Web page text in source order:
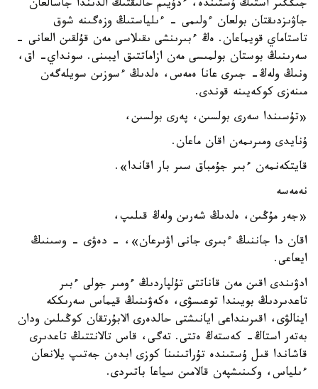
جىڭگىر استىڭ ۇستىندە، ءدۇيىم حالىقتىڭ الدىندا جاسالعان
جاۋىزدىقتان بولعان ءولىمى - ءىلياستىڭ وزەگىنە شوق
تاستاماي قويماعان. ەڭ ءبىرىنشى ىقىلاسى مەن قۇلقىن العانى -
سەرىنىڭ بوستان بولمىسى مەن ازاماتتىق ايبىنى. سونداي- اق،
ونىڭ ولەڭ- جىرى عانا ەمەس، ەلدىڭ ءسوزىن سويلەگەن
مىنەزى كوكەيىنە قوندى.
«تۇسىندا سەرى بولسىن، پەرى بولسىن،
ۇنايدى ومىرىمەن اقان ماعان.
قايتكەنمەن ءبىر جۇمباق سىر بار اقاندا».
نەمەسە
«جەر مۇڭىن، ەلدىڭ شەرىن ولەڭ قىلىپ،
اقان دا جاننىڭ ءبىرى جانى اۋىرعان»، - دەۋى - وسىنىڭ
ايعاعى.
ادۋىندى اقىن مەن قاناتتى تۇلپاردىڭ ءومىر جولى ءبىر
تاعدىردىڭ بويىندا توعىسۋى، ەكەۋىنىڭ قيماس سەرىككە
اينالۋى، اقىرىنداعى ايانىشتى حالدەرى الابۇرتقان كوڭىلىن ودان
بەتەر استاڭ- كەستەڭ ەتتى. تەگى، قاس تالانتتىڭ تاعدىرى
قاشاندا قىل ۇستىندە تۇراتىنىنا كوزى ابدەن جەتىپ يلانعان
ءىلياس، وكىنىشپەن قالامىن سياعا باتىردى.